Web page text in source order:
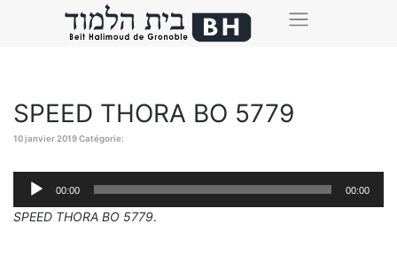
SPEED THORA BO 5779
10 janvier 2019Catégorie:
Lecteur
audio
00:00 00:00
SPEED THORA BO 5779.